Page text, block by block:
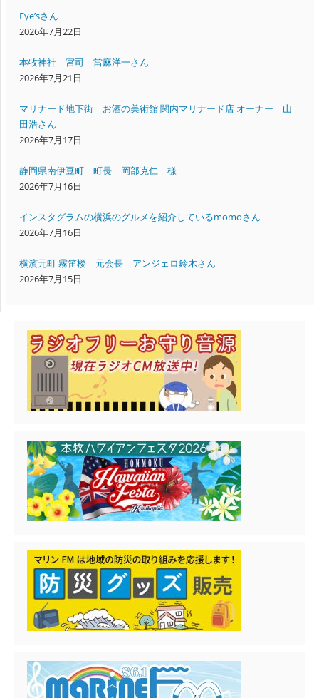
Eye’sさん
2026年7月22日
本牧神社 宮司 當麻洋一さん
2026年7月21日
マリナード地下街 お酒の美術館 関内マリナード店 オーナー 山
田浩さん
2026年7月17日
静岡県南伊豆町 町長 岡部克仁 様
2026年7月16日
インスタグラムの横浜のグルメを紹介しているmomoさん
2026年7月16日
横濱元町 霧笛楼 元会長 アンジェロ鈴木さん
2026年7月15日